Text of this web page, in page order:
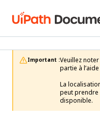
Important :Veuillez
partie à
La
peut prendre
disponible.